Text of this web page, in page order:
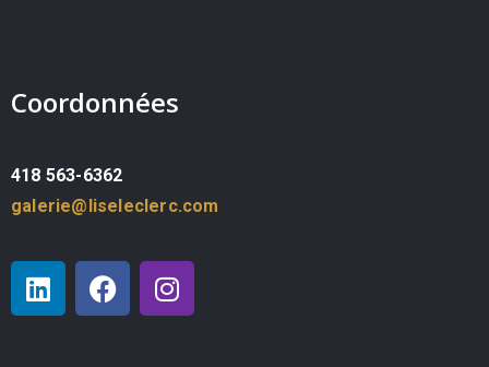
Coordonnées
418 563-6362
galerie@liseleclerc.com